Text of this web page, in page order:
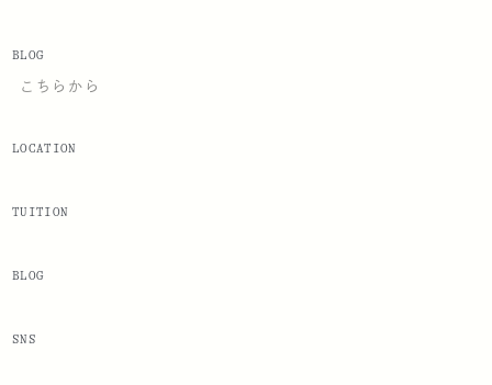
BLOG
こちらから
LOCATION
TUITION
BLOG
SNS